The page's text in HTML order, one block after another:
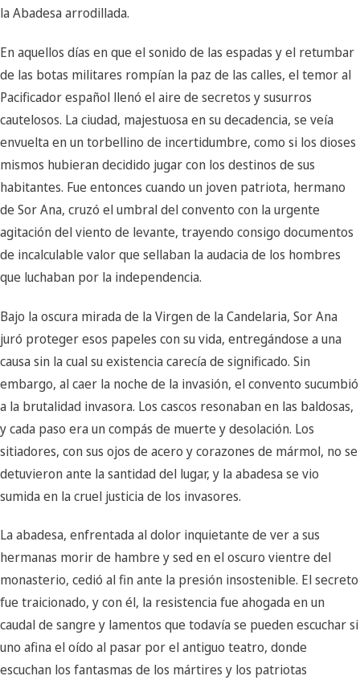
la Abadesa arrodillada.
En aquellos días en que el sonido de las espadas y el retumbar
de las botas militares rompían la paz de las calles, el temor al
Pacificador español llenó el aire de secretos y susurros
cautelosos. La ciudad, majestuosa en su decadencia, se veía
envuelta en un torbellino de incertidumbre, como si los dioses
mismos hubieran decidido jugar con los destinos de sus
habitantes. Fue entonces cuando un joven patriota, hermano
de Sor Ana, cruzó el umbral del convento con la urgente
agitación del viento de levante, trayendo consigo documentos
de incalculable valor que sellaban la audacia de los hombres
que luchaban por la independencia.
Bajo la oscura mirada de la Virgen de la Candelaria, Sor Ana
juró proteger esos papeles con su vida, entregándose a una
causa sin la cual su existencia carecía de significado. Sin
embargo, al caer la noche de la invasión, el convento sucumbió
a la brutalidad invasora. Los cascos resonaban en las baldosas,
y cada paso era un compás de muerte y desolación. Los
sitiadores, con sus ojos de acero y corazones de mármol, no se
detuvieron ante la santidad del lugar, y la abadesa se vio
sumida en la cruel justicia de los invasores.
La abadesa, enfrentada al dolor inquietante de ver a sus
hermanas morir de hambre y sed en el oscuro vientre del
monasterio, cedió al fin ante la presión insostenible. El secreto
fue traicionado, y con él, la resistencia fue ahogada en un
caudal de sangre y lamentos que todavía se pueden escuchar si
uno afina el oído al pasar por el antiguo teatro, donde
escuchan los fantasmas de los mártires y los patriotas